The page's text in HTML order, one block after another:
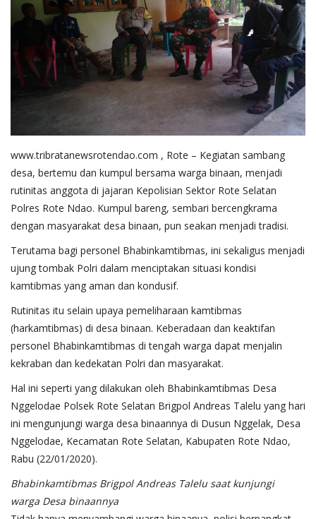
Binmas
www.tribratanewsrotendao.com , Rote – Kegiatan sambang
desa, bertemu dan kumpul bersama warga binaan, menjadi
rutinitas anggota di jajaran Kepolisian Sektor Rote Selatan
Polres Rote Ndao. Kumpul bareng, sembari bercengkrama
dengan masyarakat desa binaan, pun seakan menjadi tradisi.
Terutama bagi personel Bhabinkamtibmas, ini sekaligus menjadi
ujung tombak Polri dalam menciptakan situasi kondisi
kamtibmas yang aman dan kondusif.
Rutinitas itu selain upaya pemeliharaan kamtibmas
(harkamtibmas) di desa binaan. Keberadaan dan keaktifan
personel Bhabinkamtibmas di tengah warga dapat menjalin
kekraban dan kedekatan Polri dan masyarakat.
Hal ini seperti yang dilakukan oleh Bhabinkamtibmas Desa
Nggelodae Polsek Rote Selatan Brigpol Andreas Talelu yang hari
ini mengunjungi warga desa binaannya di Dusun Nggelak, Desa
Nggelodae, Kecamatan Rote Selatan, Kabupaten Rote Ndao,
Rabu (22/01/2020).
Bhabinkamtibmas Brigpol Andreas Talelu saat kunjungi
warga Desa binaannya